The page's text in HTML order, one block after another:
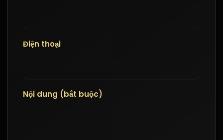
Điện thoại
Nội dung (bắt buộc)